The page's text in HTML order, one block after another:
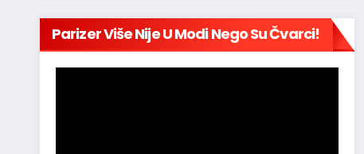
Parizer Više Nije U Modi Nego Su Čvarci!